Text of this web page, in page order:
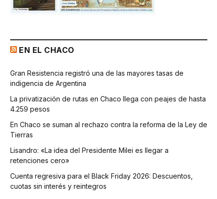
EN EL CHACO
Gran Resistencia registró una de las mayores tasas de
indigencia de Argentina
La privatización de rutas en Chaco llega con peajes de hasta
4.259 pesos
En Chaco se suman al rechazo contra la reforma de la Ley de
Tierras
Lisandro: «La idea del Presidente Milei es llegar a
retenciones cero»
Cuenta regresiva para el Black Friday 2026: Descuentos,
cuotas sin interés y reintegros